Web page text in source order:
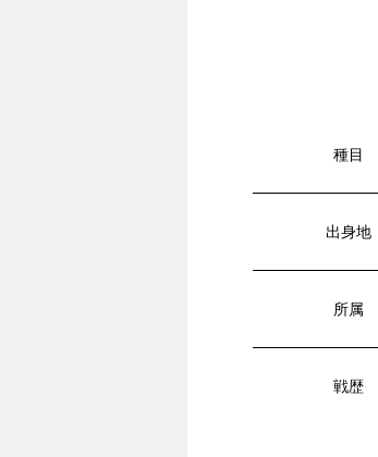
種目
出身地
所属
戦歴